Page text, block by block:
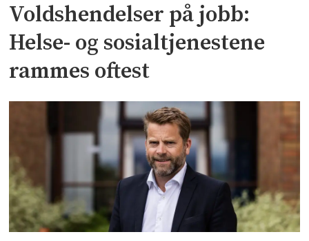
Voldshendelser på jobb:
Helse- og sosialtjenestene
rammes oftest